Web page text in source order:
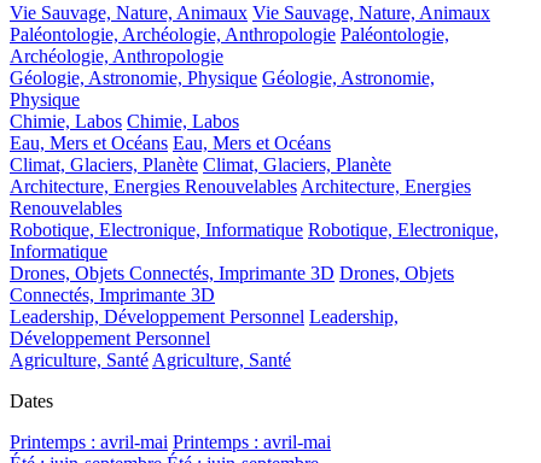
Vie Sauvage, Nature, Animaux Vie Sauvage, Nature, Animaux
Paléontologie, Archéologie, Anthropologie Paléontologie,
Archéologie, Anthropologie
Géologie, Astronomie, Physique Géologie, Astronomie,
Physique
Chimie, Labos Chimie, Labos
Eau, Mers et Océans Eau, Mers et Océans
Climat, Glaciers, Planète Climat, Glaciers, Planète
Architecture, Energies Renouvelables Architecture, Energies
Renouvelables
Robotique, Electronique, Informatique Robotique, Electronique,
Informatique
Drones, Objets Connectés, Imprimante 3D Drones, Objets
Connectés, Imprimante 3D
Leadership, Développement Personnel Leadership,
Développement Personnel
Agriculture, Santé Agriculture, Santé
Dates
Printemps : avril-mai Printemps : avril-mai